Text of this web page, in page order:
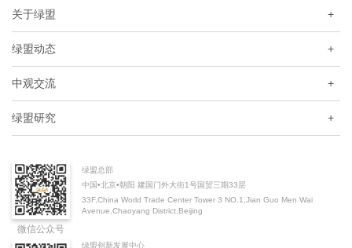
关于绿盟 +
绿盟动态 +
中观交流 +
绿盟研究 +
微信公众号
绿盟总部
中国•北京•朝阳 建国门外大街1号国贸三期33层
33F,China World Trade Center Tower 3 NO.1,Jian Guo Men Wai
Avenue,Chaoyang District,Beijing
绿盟创新发展中心